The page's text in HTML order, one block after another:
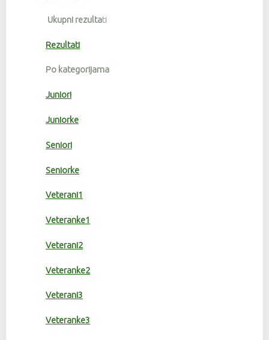
Ukupni rezultati
Rezultati
Po kategorijama
Juniori
Juniorke
Seniori
Seniorke
Veterani1
Veteranke1
Veterani2
Veteranke2
Veterani3
Veteranke3